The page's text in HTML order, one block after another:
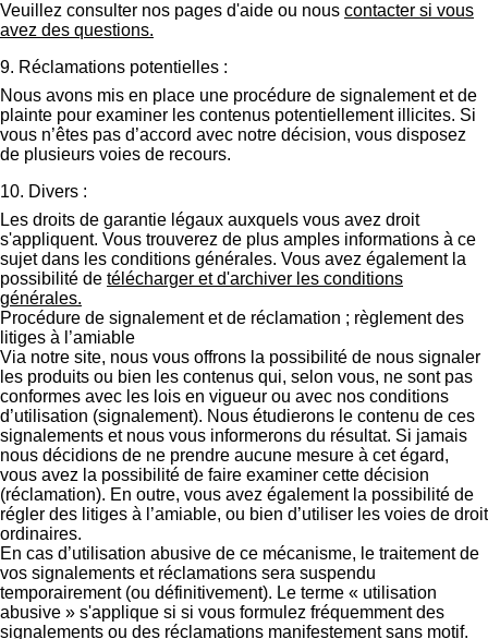
Veuillez consulter nos pages d'aide ou nous contacter si vous
avez des questions.
9. Réclamations potentielles :
Nous avons mis en place une procédure de signalement et de
plainte pour examiner les contenus potentiellement illicites. Si
vous n’êtes pas d’accord avec notre décision, vous disposez
de plusieurs voies de recours.
10. Divers :
Les droits de garantie légaux auxquels vous avez droit
s'appliquent. Vous trouverez de plus amples informations à ce
sujet dans les conditions générales. Vous avez également la
possibilité de télécharger et d'archiver les conditions
générales.
Procédure de signalement et de réclamation ; règlement des
litiges à l’amiable
Via notre site, nous vous offrons la possibilité de nous signaler
les produits ou bien les contenus qui, selon vous, ne sont pas
conformes avec les lois en vigueur ou avec nos conditions
d’utilisation (signalement). Nous étudierons le contenu de ces
signalements et nous vous informerons du résultat. Si jamais
nous décidions de ne prendre aucune mesure à cet égard,
vous avez la possibilité de faire examiner cette décision
(réclamation). En outre, vous avez également la possibilité de
régler des litiges à l’amiable, ou bien d’utiliser les voies de droit
ordinaires.
En cas d’utilisation abusive de ce mécanisme, le traitement de
vos signalements et réclamations sera suspendu
temporairement (ou définitivement). Le terme « utilisation
abusive » s'applique si si vous formulez fréquemment des
signalements ou des réclamations manifestement sans motif.